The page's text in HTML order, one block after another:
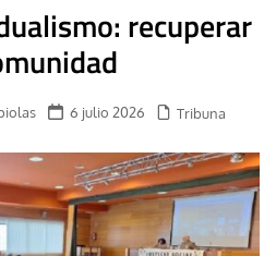
recuperar
6 julio 2026 Tribuna